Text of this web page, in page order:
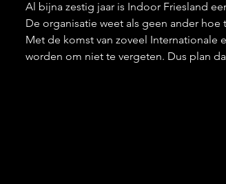
Al bijna zestig jaar is Indoor Friesland
De organisatie weet als geen ander
Met de komst van zoveel Internationale
worden om niet te vergeten. Dus plan